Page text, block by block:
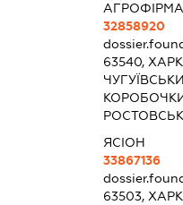
32858920
63540,
ЯСІОН
33867136
63503,